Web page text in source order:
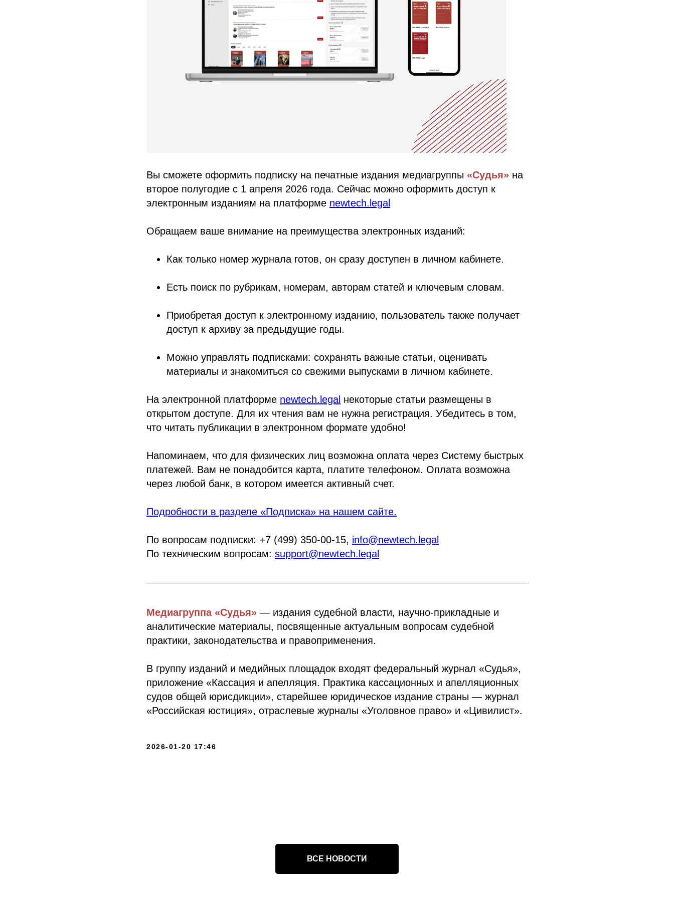
Вы сможете оформить подписку на печатные издания медиагруппы «Судья» на
второе полугодие с 1 апреля 2026 года. Сейчас можно оформить доступ к
электронным изданиям на платформе newtech.legal
Обращаем ваше внимание на преимущества электронных изданий:
Как только номер журнала готов, он сразу доступен в личном кабинете.
Есть поиск по рубрикам, номерам, авторам статей и ключевым словам.
Приобретая доступ к электронному изданию, пользователь также получает
доступ к архиву за предыдущие годы.
Можно управлять подписками: сохранять важные статьи, оценивать
материалы и знакомиться со свежими выпусками в личном кабинете.
На электронной платформе newtech.legal некоторые статьи размещены в
открытом доступе. Для их чтения вам не нужна регистрация. Убедитесь в том,
что читать публикации в электронном формате удобно!
Напоминаем, что для физических лиц возможна оплата через Систему быстрых
платежей. Вам не понадобится карта, платите телефоном. Оплата возможна
через любой банк, в котором имеется активный счет.
Подробности в разделе «Подписка» на нашем сайте.
По вопросам подписки: +7 (499) 350-00-15, info@newtech.legal
По техническим вопросам: support@newtech.legal
Медиагруппа «Судья» — издания судебной власти, научно-прикладные и
аналитические материалы, посвященные актуальным вопросам судебной
практики, законодательства и правоприменения.
В группу изданий и медийных площадок входят федеральный журнал «Судья»,
приложение «Кассация и апелляция. Практика кассационных и апелляционных
судов общей юрисдикции», старейшее юридическое издание страны — журнал
«Российская юстиция», отраслевые журналы «Уголовное право» и «Цивилист».
2026-01-20 17:46
ВСЕ НОВОСТИ